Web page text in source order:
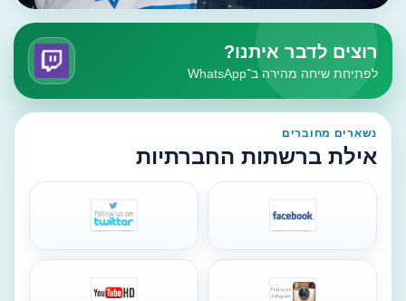
רוצים לדבר איתנו?
לפתיחת שיחה מהירה ב־WhatsApp
נשארים מחוברים
אילת ברשתות החברתיות